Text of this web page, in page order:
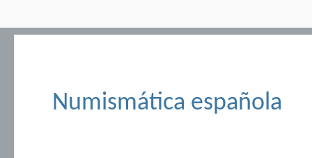
Numismática española